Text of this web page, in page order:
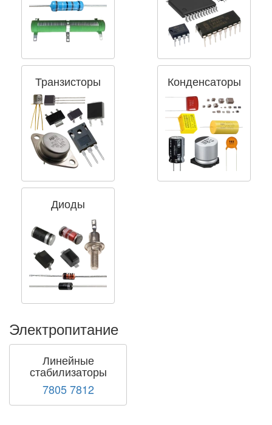
Транзисторы Конденсаторы
Диоды
Электропитание
Линейные
стабилизаторы
7805 7812